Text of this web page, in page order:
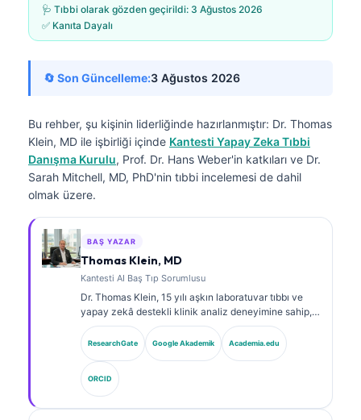
🩺 Tıbbi olarak gözden geçirildi: 3 Ağustos 2026
✅ Kanıta Dayalı
🔄 Son Güncelleme:3 Ağustos 2026
Bu rehber, şu kişinin liderliğinde hazırlanmıştır: Dr. Thomas
Klein, MD ile işbirliği içinde Kantesti Yapay Zeka Tıbbi
Danışma Kurulu, Prof. Dr. Hans Weber'in katkıları ve Dr.
Sarah Mitchell, MD, PhD'nin tıbbi incelemesi de dahil
olmak üzere.
BAŞ YAZAR
Thomas Klein, MD
Kantesti AI Baş Tıp Sorumlusu
Dr. Thomas Klein, 15 yılı aşkın laboratuvar tıbbı ve
yapay zekâ destekli klinik analiz deneyimine sahip,
kurul onaylı bir klinik hematolog ve dâhiliye
uzmanıdır. Kantesti AI bünyesinde Tıbbi Direktör
olarak, tescilli sinir ağının tıbbi doğruluğuna ilişkin
klinik gözetim sağlar. Dr. Klein, biyobelirteç
yorumlanması ve laboratuvar tıbbı konularında
laboratuvar tanılarına ilişkin kapsamlı yayınlar
yapmıştır.
ResearchGate Google Akademik Academia.edu
ORCID